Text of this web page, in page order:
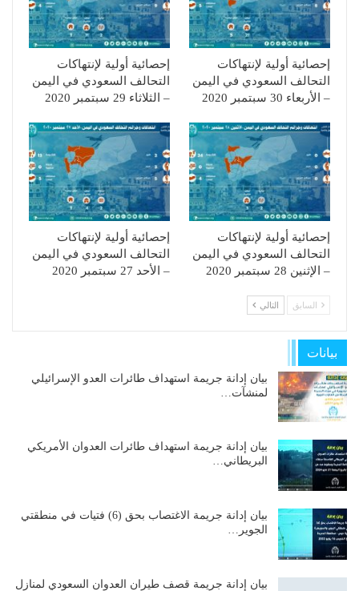
إحصائية أولية لإنتهاكات
التحالف السعودي في اليمن
– الأربعاء 30 سبتمبر 2020
إحصائية أولية لإنتهاكات
التحالف السعودي في اليمن
– الثلاثاء 29 سبتمبر 2020
إحصائية أولية لإنتهاكات
التحالف السعودي في اليمن
– الإثنين 28 سبتمبر 2020
إحصائية أولية لإنتهاكات
التحالف السعودي في اليمن
– الأحد 27 سبتمبر 2020
السابق التالي
بيانات
بيان إدانة جريمة استهداف طائرات العدو الإسرائيلي
لمنشآت…
بيان إدانة جريمة استهداف طائرات العدوان الأمريكي
البريطاني…
بيان إدانة جريمة الاغتصاب بحق (6) فتيات في منطقتي
الجوير…
بيان إدانة جريمة قصف طيران العدوان السعودي لمنازل